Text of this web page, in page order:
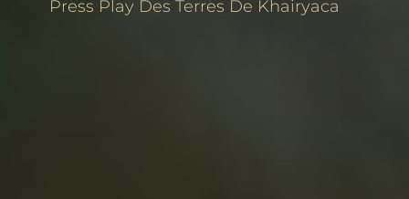
Press Play Des Terres De Khairyaca